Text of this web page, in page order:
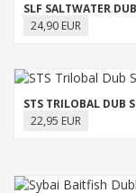
24,90 EUR
22,95 EUR